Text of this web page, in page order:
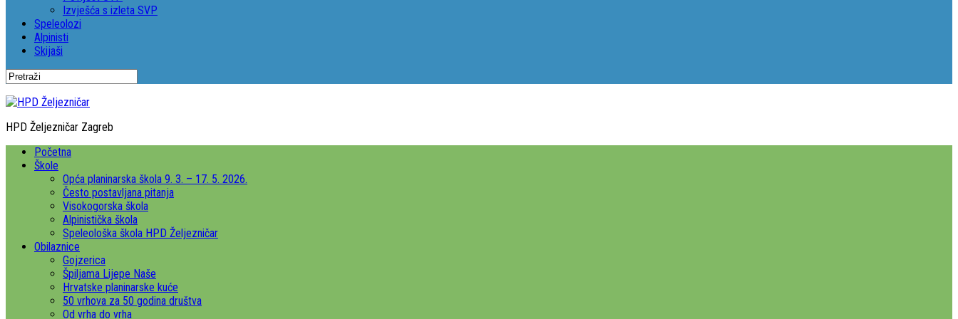
Izvješća s izleta SVP
Speleolozi
Alpinisti
Skijaši
HPD Željezničar Zagreb
Početna
Škole
Opća planinarska škola 9. 3. – 17. 5. 2026.
Često postavljana pitanja
Visokogorska škola
Alpinistička škola
Speleološka škola HPD Željezničar
Obilaznice
Gojzerica
Špiljama Lijepe Naše
Hrvatske planinarske kuće
50 vrhova za 50 godina društva
Od vrha do vrha